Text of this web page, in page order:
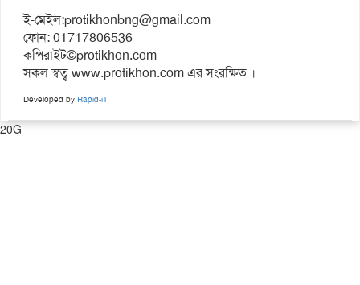
ই-মেইল:protikhonbng@gmail.com
ফোন: 01717806536
কপিরাইট©protikhon.com
সকল স্বত্ব www.protikhon.com এর সংরক্ষিত ।
Developed by Rapid-iT
20G